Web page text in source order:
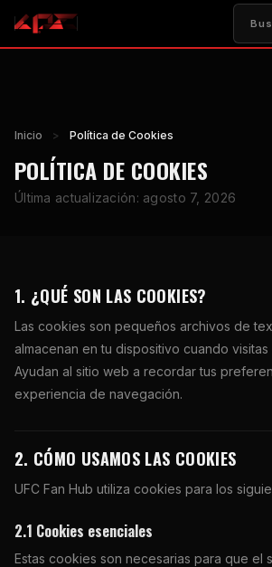
Inicio > Política de Cookies
POLÍTICA DE COOKIES
Última actualización: agosto 7, 2026
1. ¿QUÉ SON LAS COOKIES?
Las cookies son pequeños archivos de
almacenan en tu dispositivo cuando visitas
Ayudan al sitio web a recordar tus
experiencia de navegación.
2. CÓMO USAMOS LAS COOKIES
UFC Fan Hub utiliza cookies para los
2.1 Cookies esenciales
Estas cookies son necesarias para que el